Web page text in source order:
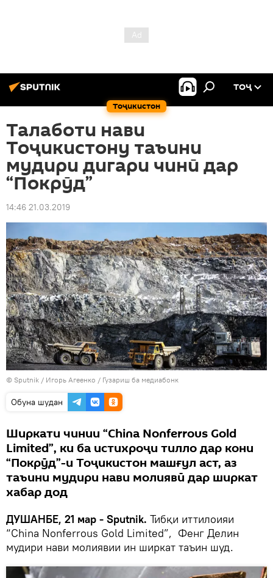
Тоҷикистон
ТОҶ
Талаботи нави
Тоҷикистону таъини
мудири дигари чинӣ дар
“Покрӯд”
14:46 21.03.2019
© Sputnik / Игорь Агеенко / Гузариш ба медиабонк
Обуна шудан
Ширкати чинии “China Nonferrous Gold
Limited”, ки ба истихроҷи тилло дар кони
“Покрӯд”-и Тоҷикистон машғул аст, аз
таъини мудири нави молиявӣ дар ширкат
хабар дод
ДУШАНБЕ, 21 мар - Sputnik. Тибқи иттилоияи
“China Nonferrous Gold Limited”, Фенг Делин
мудири нави молиявии ин ширкат таъин шуд.